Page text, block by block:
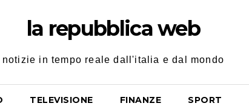
la repubblica web
notizie in tempo reale dall'italia e dal mondo
TELEVISIONE FINANZE SPORT